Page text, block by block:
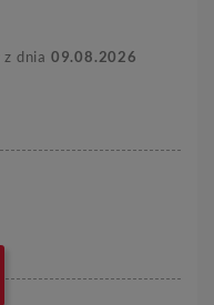
z dnia 09.08.2026